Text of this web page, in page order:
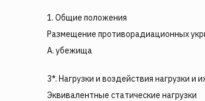
1. Общие положения
Размещение противорадиационных
А. убежища
3*. Нагрузки и воздействия нагрузки и
Эквивалентные статические нагрузки